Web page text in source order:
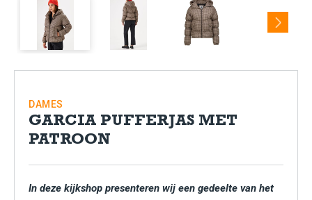
Next
DAMES
GARCIA PUFFERJAS MET
PATROON
In deze kijkshop presenteren wij een gedeelte van het